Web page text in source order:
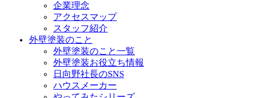
企業理念
アクセスマップ
スタッフ紹介
外壁塗装のこと
外壁塗装のこと一覧
外壁塗装お役立ち情報
日向野社長のSNS
ハウスメーカー